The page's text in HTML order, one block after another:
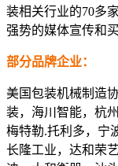
装相关行业的70多
强势的媒体宣传和
部分品牌企业：
美国包装机械制造
装，海川智能，杭
梅特勒.托利多，宁
长隆工业，达和荣